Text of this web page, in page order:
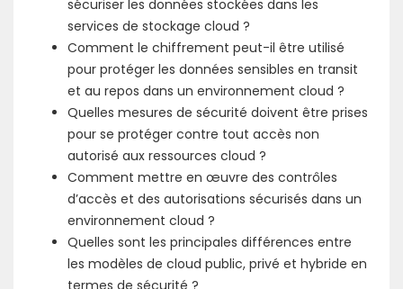
sécuriser les données stockées dans les
services de stockage cloud ?
Comment le chiffrement peut-il être utilisé
pour protéger les données sensibles en transit
et au repos dans un environnement cloud ?
Quelles mesures de sécurité doivent être prises
pour se protéger contre tout accès non
autorisé aux ressources cloud ?
Comment mettre en œuvre des contrôles
d’accès et des autorisations sécurisés dans un
environnement cloud ?
Quelles sont les principales différences entre
les modèles de cloud public, privé et hybride en
termes de sécurité ?